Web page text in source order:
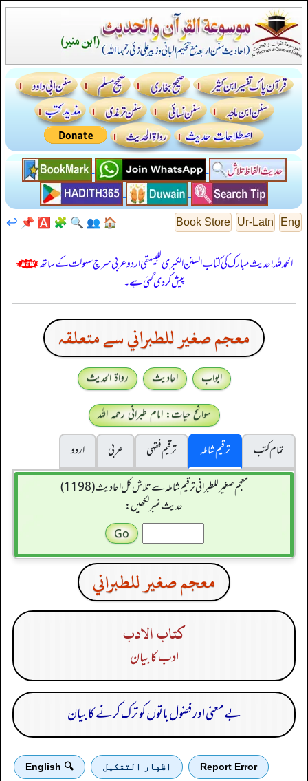
Eng
Ur-Latn
Book Store
🏠
👥
🔍
🧩
🅰️
📌
↩️
الحمدللہ! حدیث مبارک کی کتاب السنن الكبرى للبيهقي اردو عربی سرچ سہولت کے ساتھ
پیش کر دی گئی ہے۔
معجم صغير للطبراني سے متعلقہ
ابواب احادیث
رواۃ الحدیث
سوانح حیات: امام طبرانی رحمہ اللہ
تمام کتب
ترقیم شاملہ ترقيم فقہی عربی
اردو
معجم صغير للطبراني ترقیم شاملہ سے تلاش کل احادیث (1198)
حدیث نمبر لکھیں:
معجم صغير للطبراني
كتاب الادب
ادب کا بیان
بےمعنی اور فضول باتوں کو ترک کرنے کا بیان
Report Error اظهار التشكيل 🔍 English